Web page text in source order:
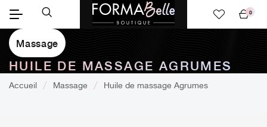
panier
0
Massage
HUILE DE MASSAGE AGRUMES
Accueil Massage Huile de massage Agrumes